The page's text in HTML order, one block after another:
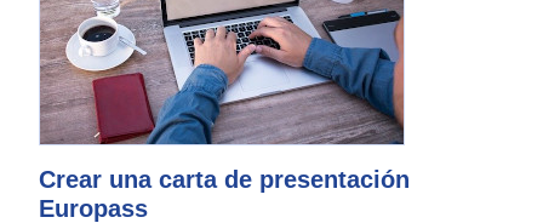
Crear una carta de presentación
Europass